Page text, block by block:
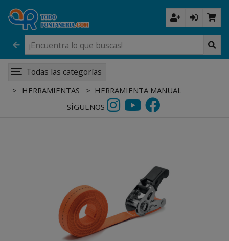
Todas las categorías
HERRAMIENTAS
HERRAMIENTA MANUAL
SÍGUENOS